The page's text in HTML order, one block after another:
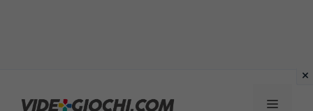
Menu